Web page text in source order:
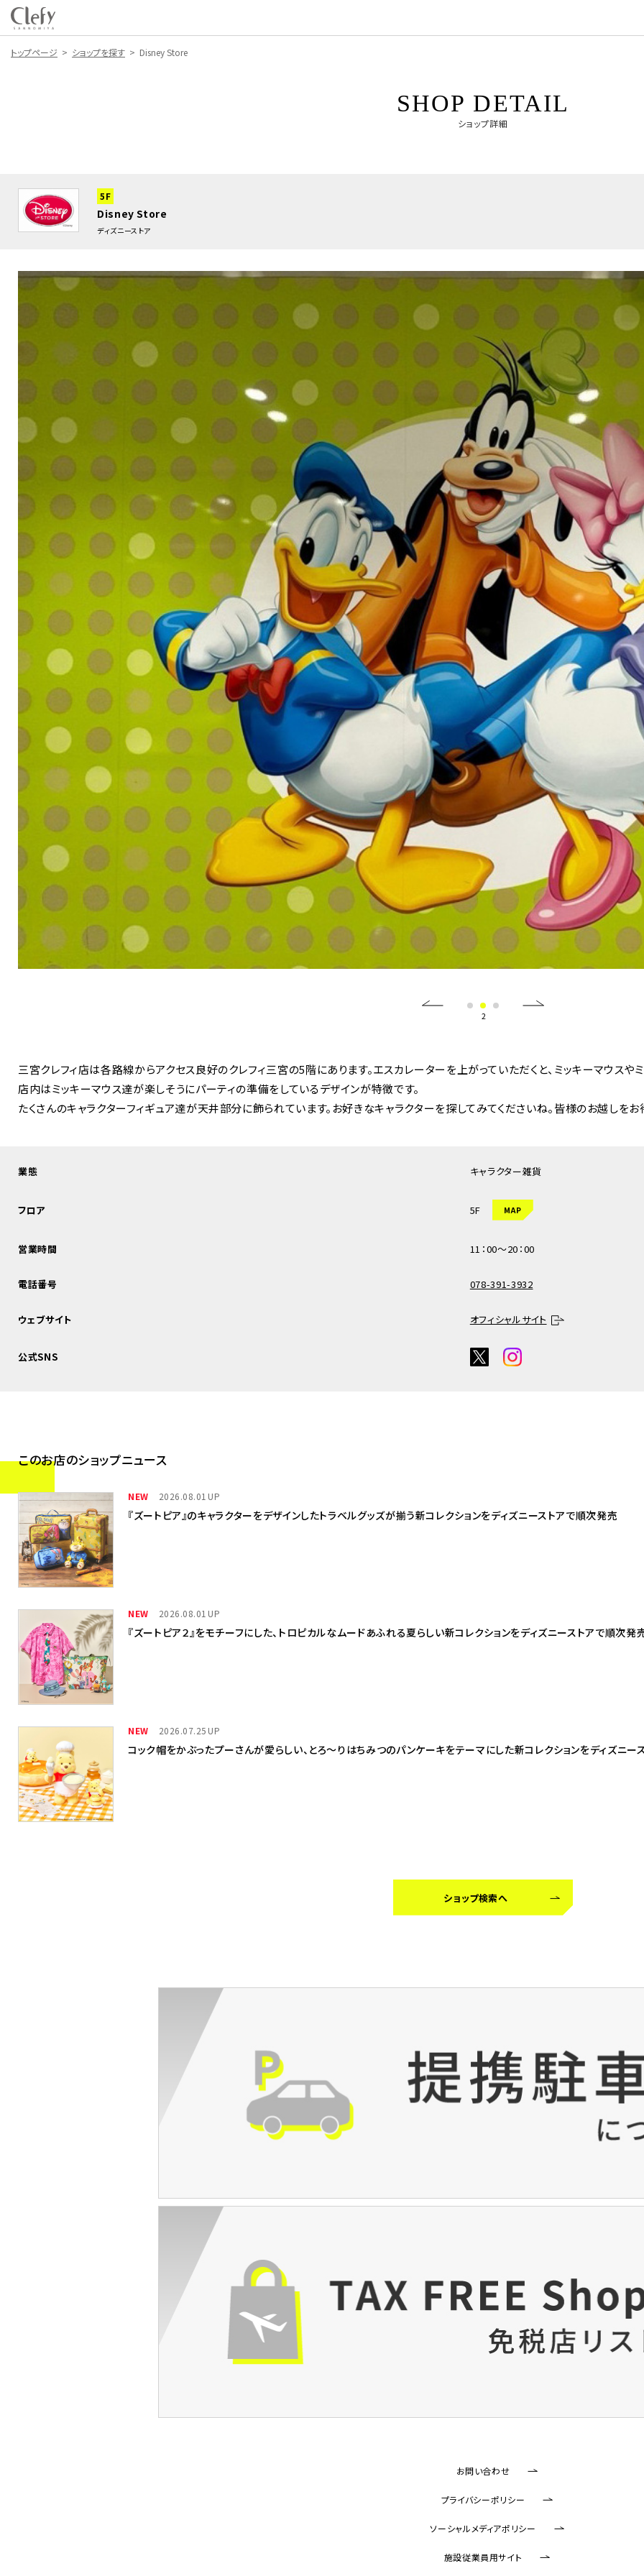
トップページ ショップを探す Disney Store
SHOP DETAIL
ショップ詳細
5F
Disney Store
ディズニーストア
三宮クレフィ店は各路線からアクセス良好のクレフィ三宮の5階にあります。エスカレーターを上がっていただくと、ミッキーマウスや
店内はミッキーマウス達が楽しそうにパーティの準備をしているデザインが特徴です。
たくさんのキャラクターフィギュア達が天井部分に飾られています。お好きなキャラクターを探してみてくださいね。皆様のお越しをお
業態 キャラクター雑貨
フロア 5F MAP
営業時間 11：00～20：00
電話番号 078-391-3932
ウェブサイト オフィシャルサイト
公式SNS
このお店のショップニュース
NEW 2026.08.01
『ズートピア』のキャラクターをデザインしたトラベルグッズが揃う新コレクションをディズニーストアで順次発売
NEW 2026.08.01
『ズートピア２』をモチーフにした、トロピカルなムードあふれる夏らしい新コレクションをディズニーストアで順次発
NEW 2026.07.25
コック帽をかぶったプーさんが愛らしい、とろ〜りはちみつのパンケーキをテーマにした新コレクションをディズニー
ショップ検索へ
お問い合わせ
プライバシーポリシー
ソーシャルメディアポリシー
施設従業員用サイト